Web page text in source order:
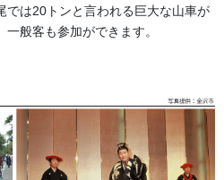
でカットしていただく商品となり
。少し長めにして８枚取りでもＯ
分の反物もご用意しております。
すようお […]
では20トンと言われる巨大な山車が
般客も参加ができます。